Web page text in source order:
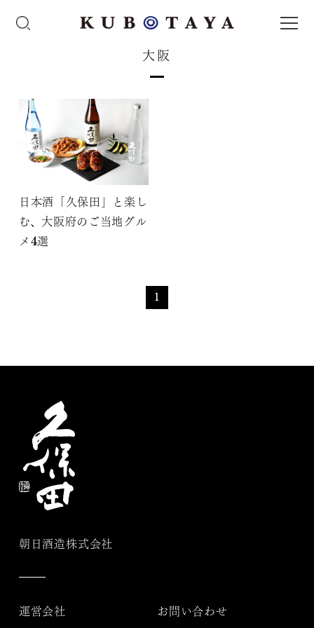
大阪
日本酒「久保田」と楽し
む、大阪府のご当地グル
メ4選
1
朝日酒造株式会社
運営会社 お問い合わせ